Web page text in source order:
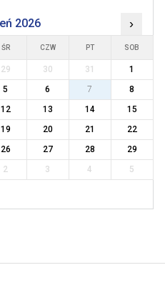
2026 ›
ŚR CZW PT SOB
29 30 31
1
5 6 7
8
12 13 14
15
19 20 21
22
26 27 28
29
2 3 4 5